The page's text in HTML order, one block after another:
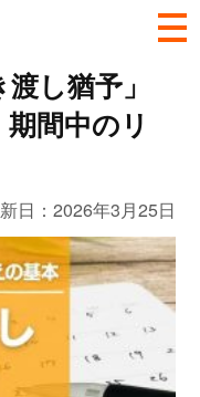
し猶予」
間中のリ
日：2026年3月25日